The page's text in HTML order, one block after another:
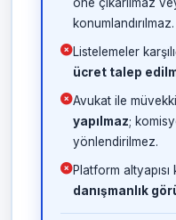
konumlandırılmaz.
Listelemeler
ücret talep
Avukat ile
yapılmaz;
yönlendirilmez.
Platform altyapısı
danışmanlık